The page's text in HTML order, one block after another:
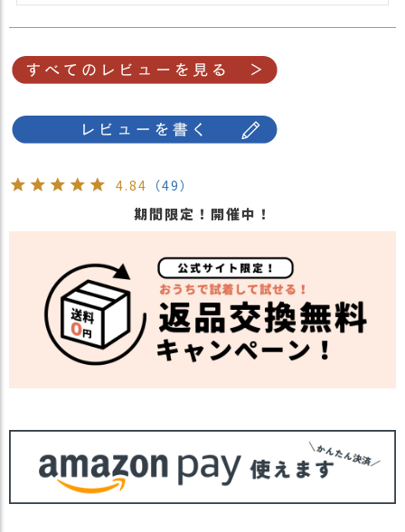
4.84 （49）
期間限定！開催中！